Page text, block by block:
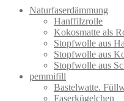
Naturfaserdämmung
Hanffilzrolle
Kokosmatte als
Stopfwolle aus
Stopfwolle aus
Stopfwolle aus
pemmifill
Bastelwatte.
Faserkügelchen